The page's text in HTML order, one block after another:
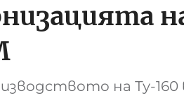
на Ту-